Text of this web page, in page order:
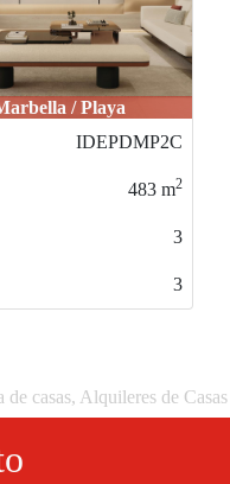
/ La Resina
IDEPOLV
600m2
4
5
casas, Alquileres de Casas